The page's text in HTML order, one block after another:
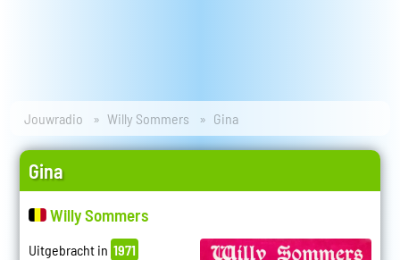
Jouwradio Willy Sommers Gina
Gina
Willy Sommers
Uitgebracht in 1971